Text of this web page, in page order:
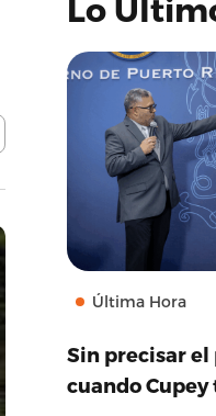
Lo
Última Hora
Sin precisar el
cuando